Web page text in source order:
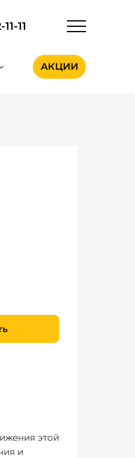
11
АКЦИИ
этой
и